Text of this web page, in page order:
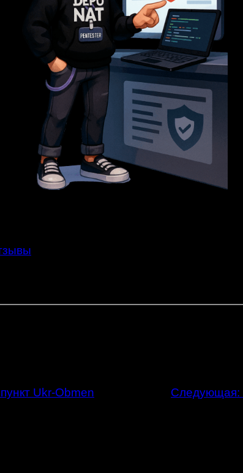
Ukr-Obmen Следующая: